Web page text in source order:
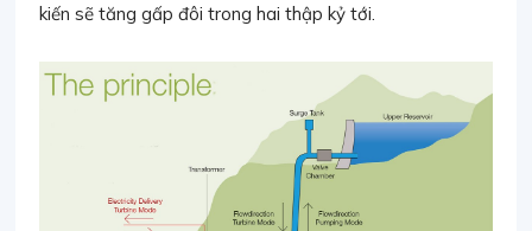
kiến sẽ tăng gấp đôi trong hai thập kỷ tới.